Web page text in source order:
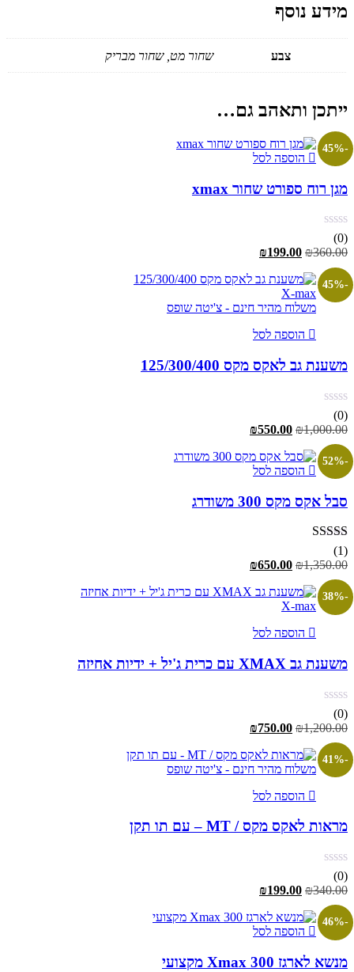
מידע נוסף
צבע שחור מט, שחור מבריק
ייתכן ותאהב גם…
-45%
הוספה לסל
מגן רוח ספורט שחור xmax
(0)
₪360.00
המחיר
היה:
₪360.00.
₪199.00
הוא:
-45%
X-max
משלוח מהיר חינם - צ'יטה שופס
הוספה לסל
משענת גב לאקס מקס 125/300/400
(0)
₪1,000.00
המחיר
היה:
₪1,000.00.
₪550.00
הוא:
-52%
הוספה לסל
סבל אקס מקס 300 משודרג
דורג
מתוך 5
(1)
₪1,350.00
המחיר
היה:
₪1,350.00.
₪650.00
הוא:
-38%
X-max
הוספה לסל
משענת גב XMAX עם כרית ג'יל + ידיות אחיזה
(0)
₪1,200.00
המחיר
היה:
₪1,200.00.
₪750.00
הוא:
₪750.00.
-41%
משלוח מהיר חינם - צ'יטה שופס
הוספה לסל
מראות לאקס מקס / MT – עם תו תקן
(0)
₪340.00
המחיר
היה:
₪340.00.
₪199.00
הוא:
₪199.00.
-46%
הוספה לסל
מנשא לארגז Xmax 300 מקצועי